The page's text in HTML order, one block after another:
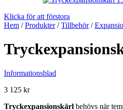
Klicka för att förstora
Hem /Produkter/Tillbehör/
Informationsblad
3 125 kr
Tryckexpansionskärl behövs när